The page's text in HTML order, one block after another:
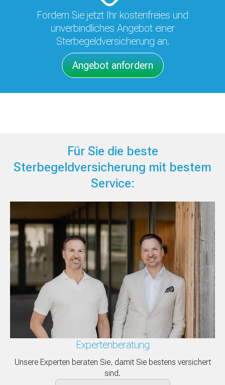
Fordern Sie jetzt Ihr kostenfreies und
unverbindliches Angebot einer
Sterbegeldversicherung an.
Angebot anfordern
Für Sie die beste
Sterbegeldversicherung mit bestem
Service:
Expertenberatung
Unsere Experten beraten Sie, damit Sie bestens versichert
sind.